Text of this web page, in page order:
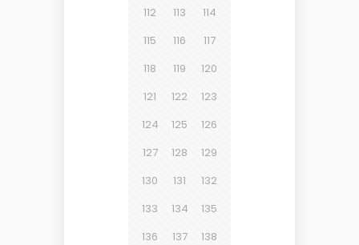
112
113
114
115
116
117
118
119
120
121
122
123
124
125
126
127
128
129
130
131
132
133
134
135
136
137
138